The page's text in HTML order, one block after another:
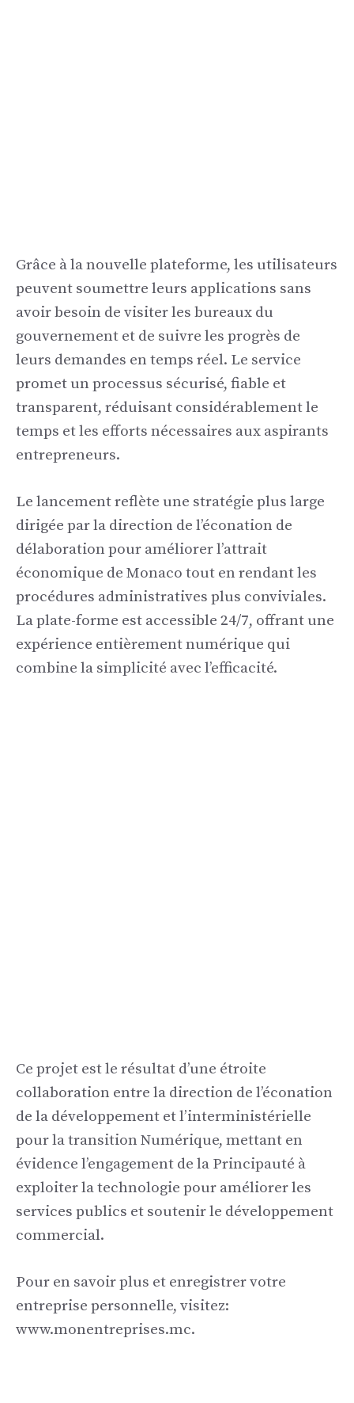
Grâce à la nouvelle plateforme, les utilisateurs
peuvent soumettre leurs applications sans
avoir besoin de visiter les bureaux du
gouvernement et de suivre les progrès de
leurs demandes en temps réel. Le service
promet un processus sécurisé, fiable et
transparent, réduisant considérablement le
temps et les efforts nécessaires aux aspirants
entrepreneurs.
Le lancement reflète une stratégie plus large
dirigée par la direction de l’éconation de
délaboration pour améliorer l’attrait
économique de Monaco tout en rendant les
procédures administratives plus conviviales.
La plate-forme est accessible 24/7, offrant une
expérience entièrement numérique qui
combine la simplicité avec l’efficacité.
Ce projet est le résultat d’une étroite
collaboration entre la direction de l’éconation
de la développement et l’interministérielle
pour la transition Numérique, mettant en
évidence l’engagement de la Principauté à
exploiter la technologie pour améliorer les
services publics et soutenir le développement
commercial.
Pour en savoir plus et enregistrer votre
entreprise personnelle, visitez:
www.monentreprises.mc.